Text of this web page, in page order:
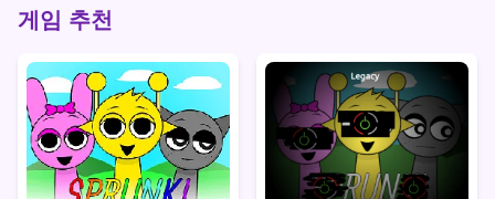
게임 추천